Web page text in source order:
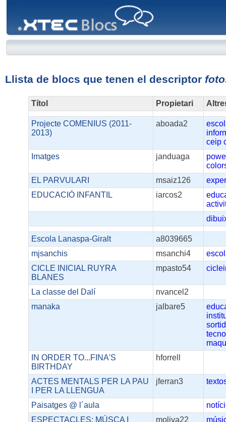
Llista de blocs que tenen el descriptor
Títol Propietari
Projecte COMENIUS (2011-
2013)
aboada2
ceip
Imatges
janduaga
EL PARVULARI
msaiz126
EDUCACIÓ INFANTIL
iarcos2
Escola Lanaspa-Giralt
a8039665
mjsanchis
msanchi4
CICLE INICIAL RUYRA
BLANES
mpasto54
La classe del Dalí
nvancel2
manaka
jalbare5
IN ORDER TO...FINA'S
BIRTHDAY
hforrell
ACTES MENTALS PER LA PAU
I PER LA LLENGUA
jferran3
Paisatges @ l´aula
ESPECTACLES: MÚSCA I
moliva22